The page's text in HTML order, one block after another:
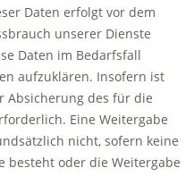
Daten erfolgt vor dem
unserer Dienste
Daten im Bedarfsfall
aufzuklären. Insofern ist
Absicherung des für die
Eine Weitergabe
nicht, sofern keine
besteht oder die Weitergabe